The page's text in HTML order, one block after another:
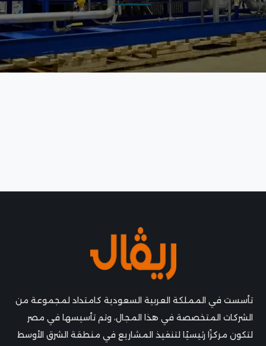
تأسست في المملكة العربية السعودية كامتداد لمجموعة من
الشركات المتخصصة في هذا المجال، وتم تأسيسها في مصر
لتكون مركزًا رئيسيًا لتنفيذ المشاريع في منطقة الشرق الأوسط